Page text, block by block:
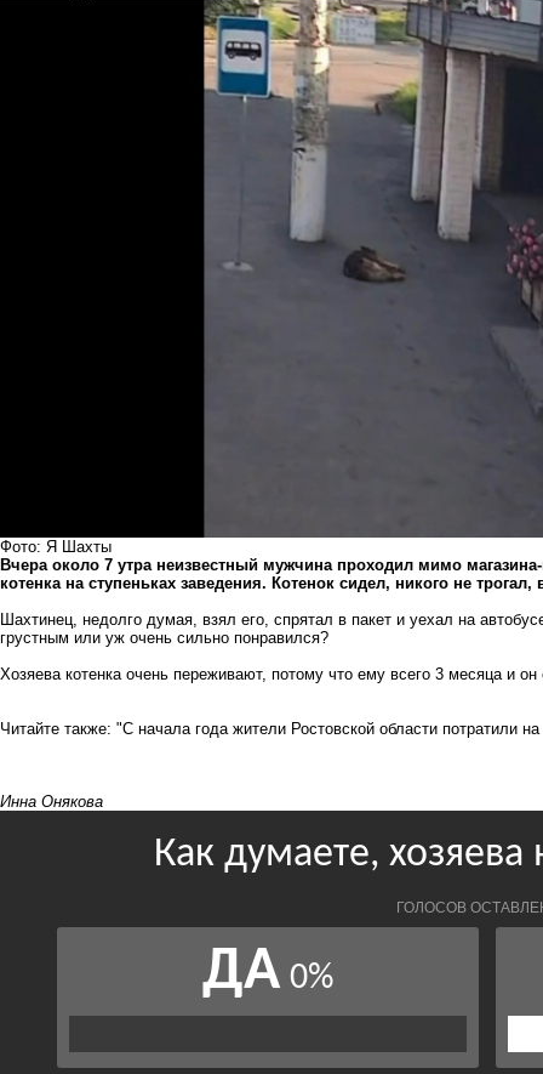
Фото: Я Шахты
Вчера около 7 утра неизвестный мужчина проходил мимо
котенка на ступеньках заведения. Котенок сидел, никого не
Шахтинец, недолго думая, взял его, спрятал в пакет и уехал на
грустным или уж очень сильно понравился?
Хозяева котенка очень переживают, потому что ему всего 3 месяца и
Читайте также: "С начала года жители Ростовской области потратили
Инна Онякова